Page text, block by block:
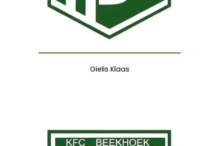
Gielis Klaas